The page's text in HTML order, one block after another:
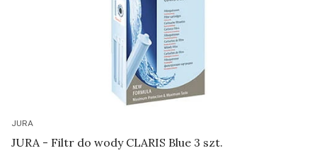
JURA
JURA - Filtr do wody CLARIS Blue 3 szt.